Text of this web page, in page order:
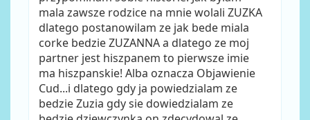
mala zawsze rodzice na mnie wolali ZUZKA
dlatego postanowilam ze jak bede miala
corke bedzie ZUZANNA a dlatego ze moj
partner jest hiszpanem to pierwsze imie
ma hiszpanskie! Alba oznacza Objawienie
Cud...i dlatego gdy ja powiedzialam ze
bedzie Zuzia gdy sie dowiedzialam ze